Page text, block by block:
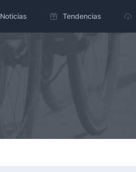
Noticias Tendencias